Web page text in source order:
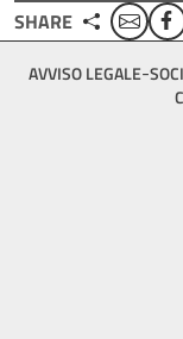
SHARE Email
Footer
bottom
AVVISO LEGALE